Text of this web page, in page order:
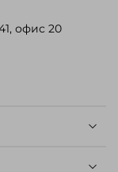
офис 20